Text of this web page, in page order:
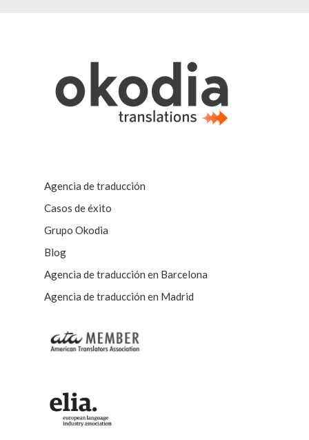
Agencia de traducción
Casos de éxito
Grupo Okodia
Blog
Agencia de traducción en Barcelona
Agencia de traducción en Madrid